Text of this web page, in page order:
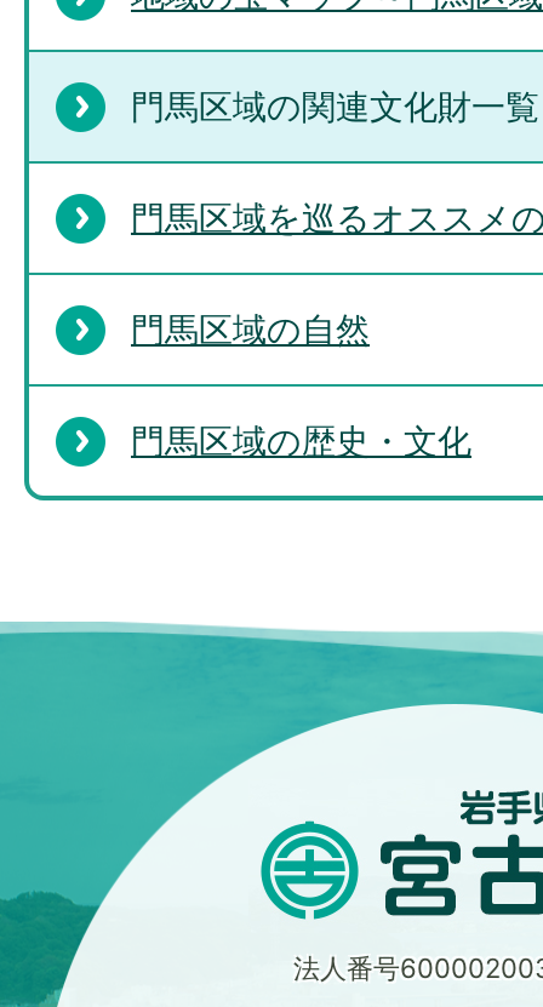
門馬区域の関連文化財一覧
門馬区域を巡るオススメ
門馬区域の自然
門馬区域の歴史・文化
法人番号